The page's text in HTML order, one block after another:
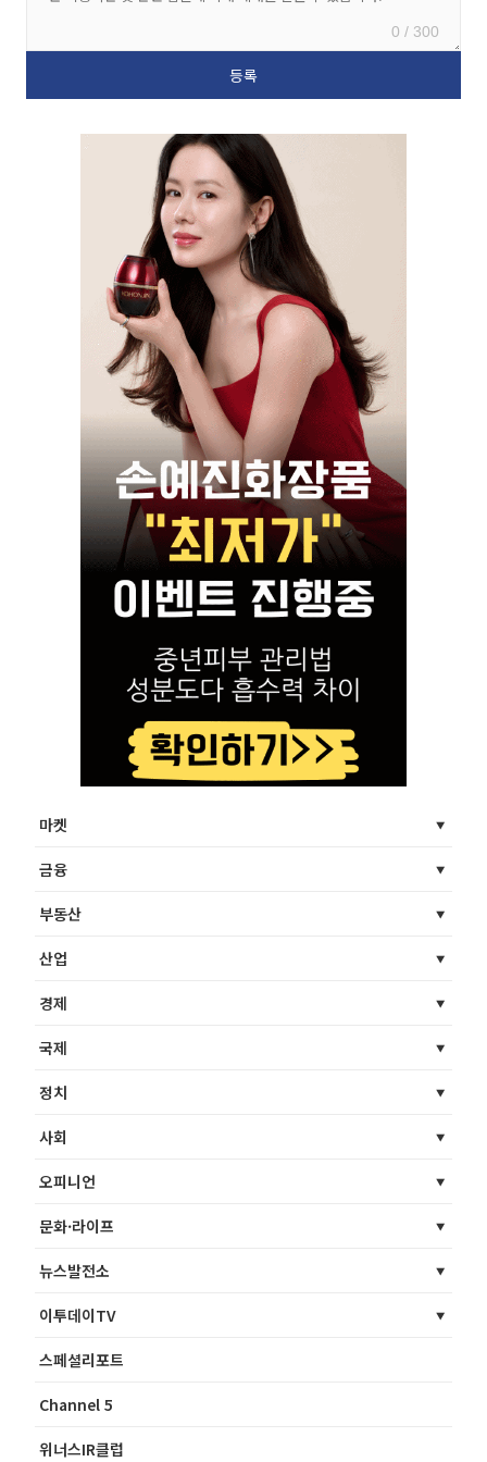
0 / 300
마켓
금융
부동산
산업
경제
국제
정치
사회
오피니언
문화·라이프
뉴스발전소
이투데이TV
스페셜리포트
Channel 5
위너스IR클럽